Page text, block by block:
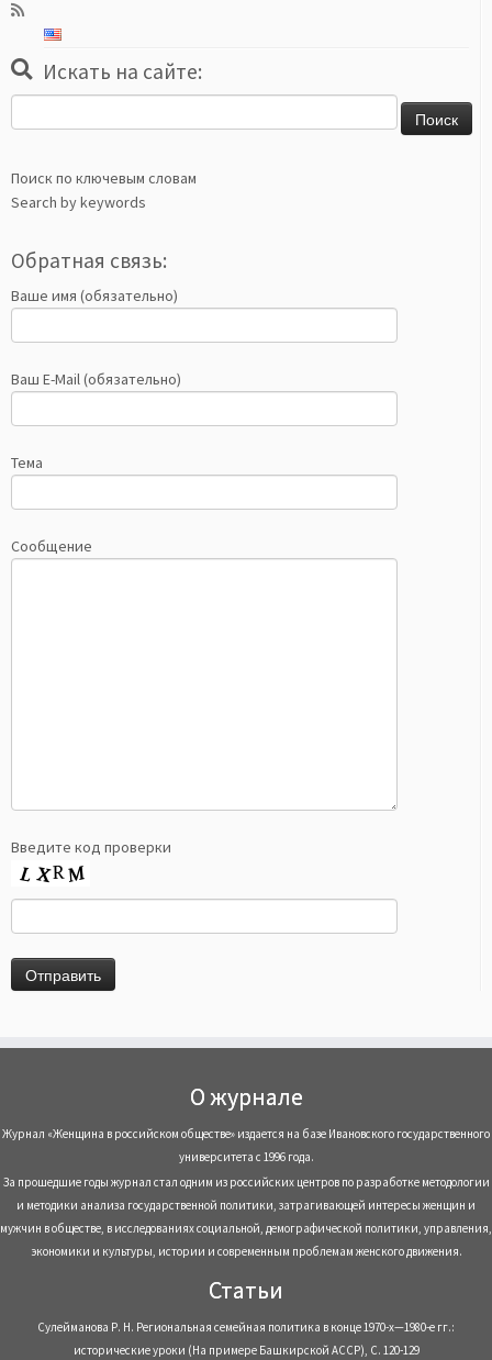
Искать на сайте:
Поиск по ключевым словам
Search by keywords
Обратная связь:
Ваше имя (обязательно)
Ваш E-Mail (обязательно)
Тема
Сообщение
Введите код проверки
О журнале
Журнал «Женщина в российском обществе» издается на базе Ивановского государственного
университета с 1996 года.
За прошедшие годы журнал стал одним из российских центров по разработке методологии
и методики анализа государственной политики, затрагивающей интересы женщин и
мужчин в обществе, в исследованиях социальной, демографической политики, управления,
экономики и культуры, истории и современным проблемам женского движения.
Статьи
Сулейманова Р. Н. Региональная семейная политика в конце 1970-х—1980-е гг.:
исторические уроки (На примере Башкирской АССР), С. 120-129